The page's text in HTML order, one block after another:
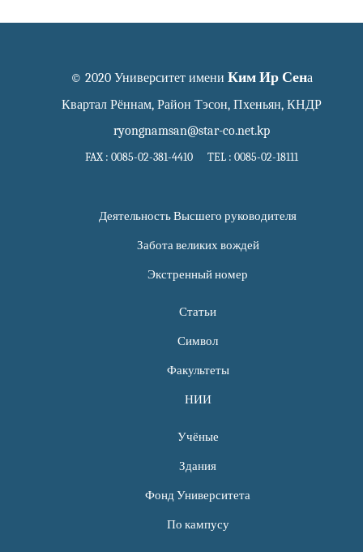
© 2020 Университет имени Ким Ир Сена
Квартал Рённам, Район Тэсон, Пхеньян, КНДР
ryongnamsan@star-co.net.kp
FAX : 0085-02-381-4410 TEL : 0085-02-18111
Деятельность Высшего руководителя
Забота великих вождей
Экстренный номер
Статьи
Символ
Факультеты
НИИ
Учёные
Здания
Фонд Университета
По кампусу